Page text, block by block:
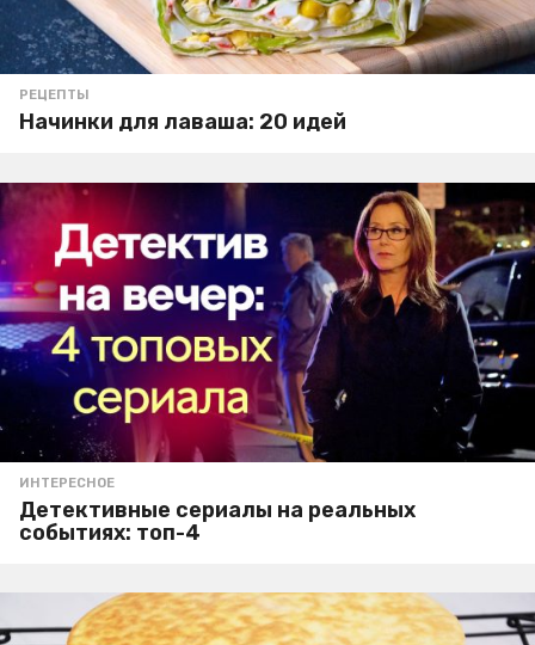
РЕЦЕПТЫ
Начинки для лаваша: 20 идей
ИНТЕРЕСНОЕ
Детективные сериалы на реальных
событиях: топ-4